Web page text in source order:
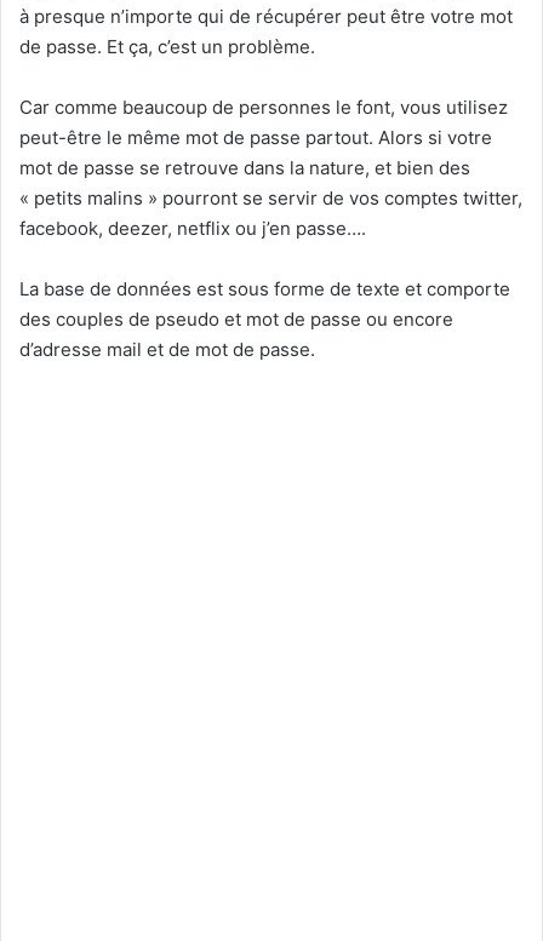
à presque n’importe qui de récupérer peut être votre mot
de passe. Et ça, c’est un problème.
Car comme beaucoup de personnes le font, vous utilisez
peut-être le même mot de passe partout. Alors si votre
mot de passe se retrouve dans la nature, et bien des
« petits malins » pourront se servir de vos comptes twitter,
facebook, deezer, netflix ou j’en passe….
La base de données est sous forme de texte et comporte
des couples de pseudo et mot de passe ou encore
d’adresse mail et de mot de passe.